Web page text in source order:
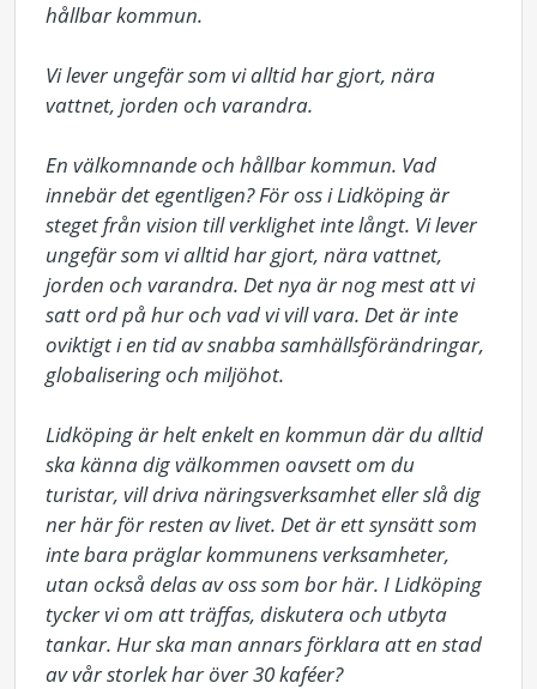
hållbar kommun.
Vi lever ungefär som vi alltid har gjort, nära
vattnet, jorden och varandra.
En välkomnande och hållbar kommun. Vad
innebär det egentligen? För oss i Lidköping är
steget från vision till verklighet inte långt. Vi lever
ungefär som vi alltid har gjort, nära vattnet,
jorden och varandra. Det nya är nog mest att vi
satt ord på hur och vad vi vill vara. Det är inte
oviktigt i en tid av snabba samhällsförändringar,
globalisering och miljöhot.
Lidköping är helt enkelt en kommun där du alltid
ska känna dig välkommen oavsett om du
turistar, vill driva näringsverksamhet eller slå dig
ner här för resten av livet. Det är ett synsätt som
inte bara präglar kommunens verksamheter,
utan också delas av oss som bor här. I Lidköping
tycker vi om att träffas, diskutera och utbyta
tankar. Hur ska man annars förklara att en stad
av vår storlek har över 30 kaféer?